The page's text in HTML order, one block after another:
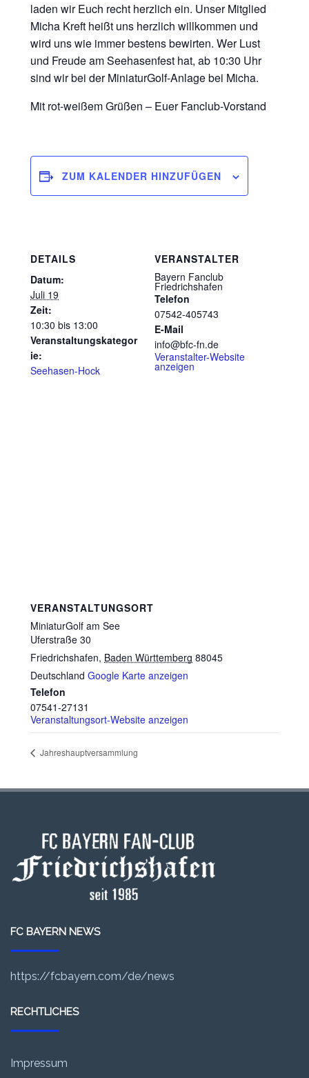
laden wir Euch recht herzlich ein. Unser Mitglied
Micha Kreft heißt uns herzlich willkommen und
wird uns wie immer bestens bewirten. Wer Lust
und Freude am Seehasenfest hat, ab 10:30 Uhr
sind wir bei der MiniaturGolf-Anlage bei Micha.
Mit rot-weißem Grüßen – Euer Fanclub-Vorstand
ZUM KALENDER HINZUFÜGEN
DETAILS
Datum:
Juli 19
Zeit:
10:30 bis 13:00
Veranstaltungskategor
ie:
Seehasen-Hock
VERANSTALTER
Bayern Fanclub
Friedrichshafen
Telefon
07542-405743
E-Mail
info@bfc-fn.de
Veranstalter-Website
anzeigen
VERANSTALTUNGSORT
MiniaturGolf am See
Uferstraße 30
Friedrichshafen, Baden Württemberg 88045
Deutschland Google Karte anzeigen
Telefon
07541-27131
Veranstaltungsort-Website anzeigen
Jahreshauptversammlung
FC BAYERN NEWS
https://fcbayern.com/de/news
RECHTLICHES
Impressum